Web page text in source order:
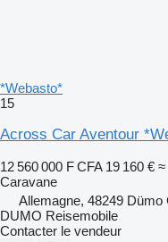
*Webasto*
15
Across Car Aventour
12 560 000 F CFA 19 160 € ≈
Caravane
Allemagne, 48249
DUMO Reisemobile
Contacter le vendeur